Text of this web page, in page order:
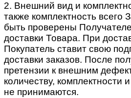
2. Внешний вид и
также комплектность всего
быть проверены
доставки Товара. При
Покупатель ставит свою
доставки заказов. После
претензии к внешним
количеству, комплектности
не принимаются.